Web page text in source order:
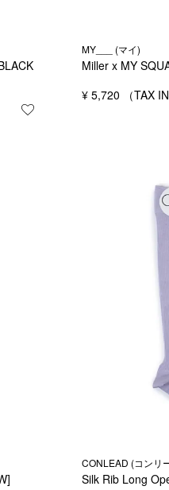
MY___ (マイ)
Miller x MY
¥ 5,720
CONLEAD (コンリ
Silk Rib Long